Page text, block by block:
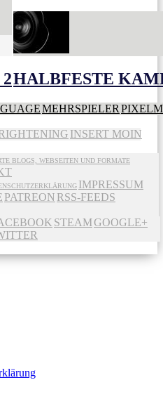
HALBFESTE
MEHRSPIELER
INSERT MOIN
BLOGS, WEBSEITEN UND FORMATE
IMPRESSUM
PATREON RSS-FEEDS
STEAMGOOGLE+